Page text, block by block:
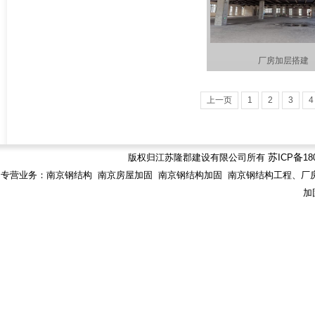
厂房加层搭建
上一页 1 2 3 4
版权归江苏隆郡建设有限公司所有 苏 ICP备
专营业务：南京钢结构 南京房屋加固 南京钢结构加固 南京钢结构工程、